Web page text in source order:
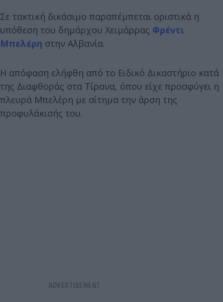
Σε τακτική δικάσιμο παραπέμπεται οριστικά η
υπόθεση του δημάρχου Χειμάρρας Φρέντι
Μπελέρη στην Αλβανία.
Η απόφαση ελήφθη από το Ειδικό Δικαστήριο κατά
της Διαφθοράς στα Τίρανα, όπου είχε προσφύγει η
πλευρά Μπελέρη με αίτημα την άρση της
προφυλάκισής του.